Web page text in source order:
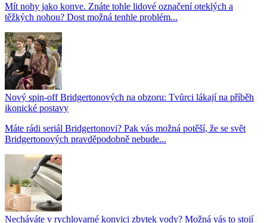
Mít nohy jako konve. Znáte tohle lidové označení oteklých a
těžkých nohou? Dost možná tenhle problém...
Nový spin-off Bridgertonových na obzoru: Tvůrci lákají na příběh
ikonické postavy
Máte rádi seriál Bridgertonovi? Pak vás možná potěší, že se svět
Bridgertonových pravděpodobně nebude...
Necháváte v rychlovarné konvici zbytek vody? Možná vás to stojí